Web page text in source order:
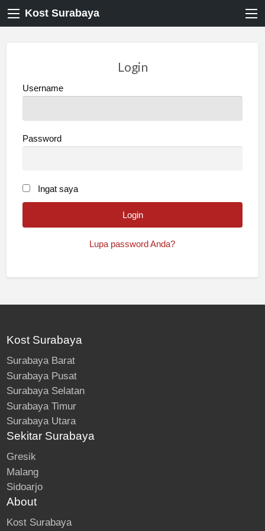
Kost Surabaya
Login
Username
Password
Ingat saya
Lupa password Anda?
Kost Surabaya
Surabaya Barat
Surabaya Pusat
Surabaya Selatan
Surabaya Timur
Surabaya Utara
Sekitar Surabaya
Gresik
Malang
Sidoarjo
About
Kost Surabaya